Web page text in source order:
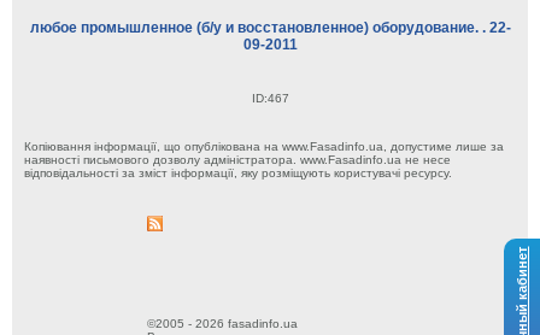
Личный кабинет
любое промышленное (б/у и восстановленное) оборудование. . 22-
09-2011
ID:467
Копіювання інформації, що опублікована на www.Fasadinfo.ua, допустиме лише за
наявності письмового дозволу адміністратора. www.Fasadinfo.ua не несе
відповідальності за зміст інформації, яку розміщують користувачі ресурсу.
©2005 - 2026 fasadinfo.ua